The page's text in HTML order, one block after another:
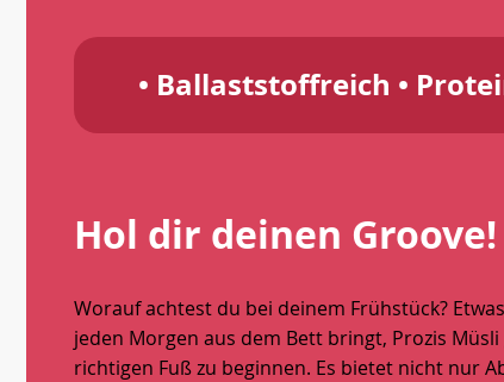
• Ballaststoffreich •
Hol dir deinen Groove!
Worauf achtest du bei deinem Frühstück?
jeden Morgen aus dem Bett bringt, Prozis
richtigen Fuß zu beginnen. Es bietet nicht nur